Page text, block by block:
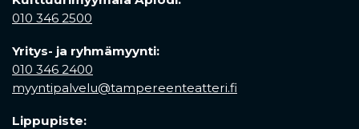
010 346 2500
Yritys- ja ryhmämyynti:
010 346 2400
myyntipalvelu@tampereenteatteri.fi
Lippupiste: